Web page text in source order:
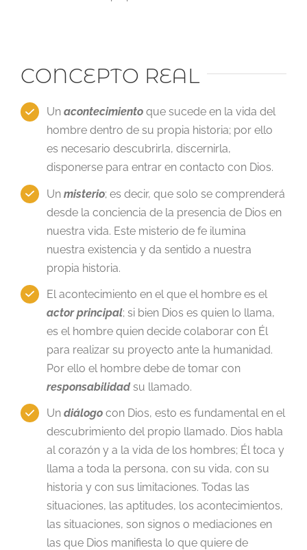
CONCEPTO REAL
Unacontecimiento que sucede en la vida del
hombre dentro de su propia historia; por ello
es necesario descubrirla, discernirla,
disponerse para entrar en contacto con Dios.
Unmisterio; es decir, que solo se comprenderá
desde la conciencia de la presencia de Dios en
nuestra vida. Este misterio de fe ilumina
nuestra existencia y da sentido a nuestra
propia historia.
El acontecimiento en el que el hombre es el
actor principal; si bien Dios es quien lo llama,
es el hombre quien decide colaborar con Él
para realizar su proyecto ante la humanidad.
Por ello el hombre debe de tomar con
responsabilidadsu llamado.
Undiálogo con Dios, esto es fundamental en el
descubrimiento del propio llamado. Dios habla
al corazón y a la vida de los hombres; Él toca y
llama a toda la persona, con su vida, con su
historia y con sus limitaciones. Todas las
situaciones, las aptitudes, los acontecimientos,
las situaciones, son signos o mediaciones en
las que Dios manifiesta lo que quiere de